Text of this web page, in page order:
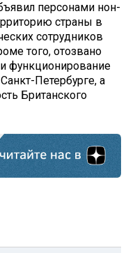
персонами нон-
страны в
сотрудников
того, отозвано
функционирование
Петербурге, а
Британского